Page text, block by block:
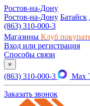
Ростов-на-Дону
Ростов-на-Дону Батайск
(863) 310-000-3
Магазины Клуб
Вход или регистрация
Способы связи
×
(863) 310-000-3 Max
Заказать звонок